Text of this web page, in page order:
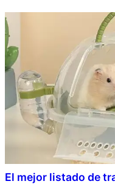
El mejor listado de